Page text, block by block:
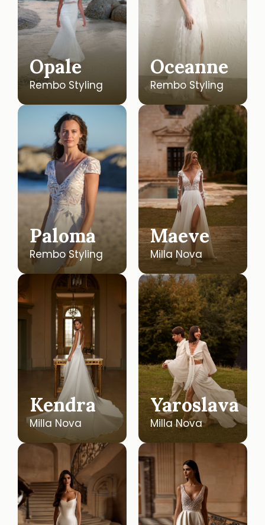
Opale
Rembo Styling
Oceanne
Rembo Styling
Paloma
Rembo Styling
Maeve
Milla Nova
Kendra
Milla Nova
Yaroslava
Milla Nova